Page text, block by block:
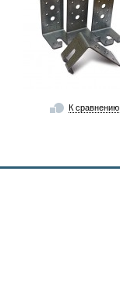
К сравнению